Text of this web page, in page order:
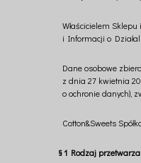
Właścicielem
i Informacji o
Dane osobowe
z dnia 27 kwietnia
o ochronie danych),
Cotton&Sweets
§ 1 Rodzaj